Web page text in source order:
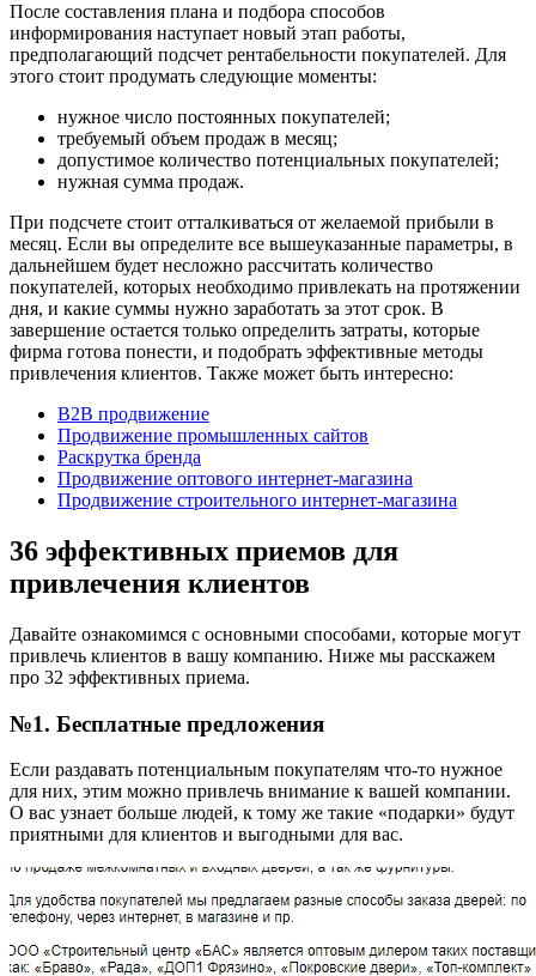
После составления плана и подбора способов
информирования наступает новый этап работы,
предполагающий подсчет рентабельности покупателей. Для
этого стоит продумать следующие моменты:
нужное число постоянных покупателей;
требуемый объем продаж в месяц;
допустимое количество потенциальных покупателей;
нужная сумма продаж.
При подсчете стоит отталкиваться от желаемой прибыли в
месяц. Если вы определите все вышеуказанные параметры, в
дальнейшем будет несложно рассчитать количество
покупателей, которых необходимо привлекать на протяжении
дня, и какие суммы нужно заработать за этот срок. В
завершение остается только определить затраты, которые
фирма готова понести, и подобрать эффективные методы
привлечения клиентов. Также может быть интересно:
B2B продвижение
Продвижение промышленных сайтов
Раскрутка бренда
Продвижение оптового интернет-магазина
Продвижение строительного интернет-магазина
36 эффективных приемов для
привлечения клиентов
Давайте ознакомимся с основными способами, которые могут
привлечь клиентов в вашу компанию. Ниже мы расскажем
про 32 эффективных приема.
№1. Бесплатные предложения
Если раздавать потенциальным покупателям что-то нужное
для них, этим можно привлечь внимание к вашей компании.
О вас узнает больше людей, к тому же такие «подарки» будут
приятными для клиентов и выгодными для вас.